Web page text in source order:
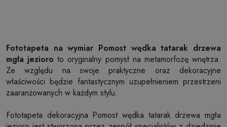
Fototapeta na wymiar Pomost wędka tatarak drzewa
mgła jezioroto oryginalny pomysł na metamorfozę wnętrza.
Ze względu na swoje praktyczne oraz dekoracyjne
właściwości będzie fantastycznym uzupełnieniem przestrzeni
zaaranżowanych w każdym stylu.
Fototapeta dekoracyjna Pomost wędka tatarak drzewa mgła